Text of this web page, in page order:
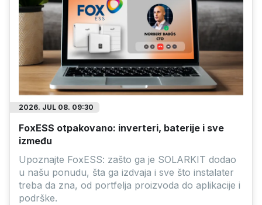
2026. JUL 08. 09:30
FoxESS otpakovano: inverteri, baterije i sve
između
Upoznajte FoxESS: zašto ga je SOLARKIT dodao
u našu ponudu, šta ga izdvaja i sve što instalater
treba da zna, od portfelja proizvoda do aplikacije i
podrške.